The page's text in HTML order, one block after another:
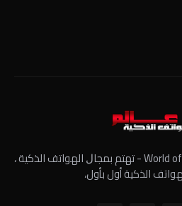
عالم الهواتف الذكية World of Mobile - ﺗﻬﺘﻢ ﺑﻤﺠﺎﻝ الهواتف الذكية ،
الذكية أول بأول،